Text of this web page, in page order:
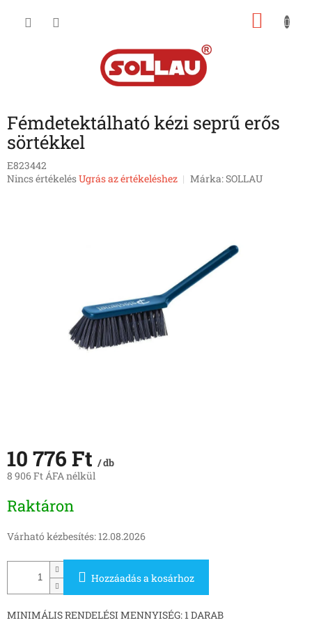
Fémdetektálható kézi seprű erős
sörtékkel
E823442
A
Nincs értékelésUgrás az értékeléshez Márka:SOLLAU
10 776 Ft / db
8 906 Ft ÁFA nélkül
Raktáron
Várható kézbesítés: 12.08.2026
Hozzáadás a kosárhoz
MINIMÁLIS RENDELÉSI MENNYISÉG: 1 DARAB